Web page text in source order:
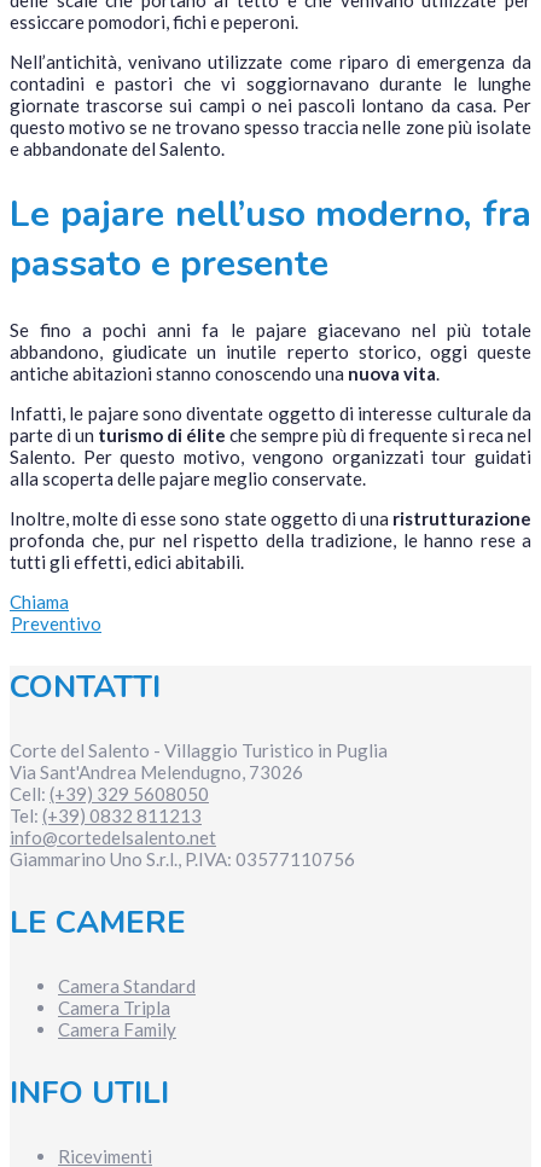
essiccare pomodori, fichi e peperoni.
Nell’antichità, venivano utilizzate come riparo di emergenza da
contadini e pastori che vi soggiornavano durante le lunghe
giornate trascorse sui campi o nei pascoli lontano da casa. Per
questo motivo se ne trovano spesso traccia nelle zone più isolate
e abbandonate del Salento.
Le pajare nell’uso moderno, fra
passato e presente
Se fino a pochi anni fa le pajare giacevano nel più totale
abbandono, giudicate un inutile reperto storico, oggi queste
antiche abitazioni stanno conoscendo una nuova vita.
Infatti, le pajare sono diventate oggetto di interesse culturale da
parte di un turismo di élite che sempre più di frequente si reca nel
Salento. Per questo motivo, vengono organizzati tour guidati
alla scoperta delle pajare meglio conservate.
Inoltre, molte di esse sono state oggetto di una ristrutturazione
profonda che, pur nel rispetto della tradizione, le hanno rese a
tutti gli effetti, edici abitabili.
Chiama
Preventivo
CONTATTI
Corte del Salento - Villaggio Turistico in Puglia
Via Sant'Andrea Melendugno, 73026
Cell: (+39) 329 5608050
Tel: (+39) 0832 811213
info@cortedelsalento.net
Giammarino Uno S.r.l., P.IVA: 03577110756
LE CAMERE
Camera Standard
Camera Tripla
Camera Family
INFO UTILI
Ricevimenti